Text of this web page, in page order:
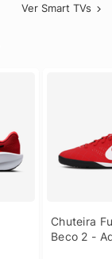
Ver Smart TVs
Chuteira
Beco 2 -